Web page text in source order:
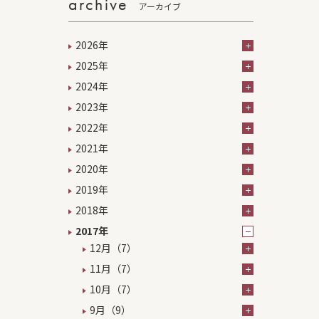
archive アーカイブ
2026年
2025年
2024年
2023年
2022年
2021年
2020年
2019年
2018年
2017年
12月（7）
11月（7）
10月（7）
9月（9）